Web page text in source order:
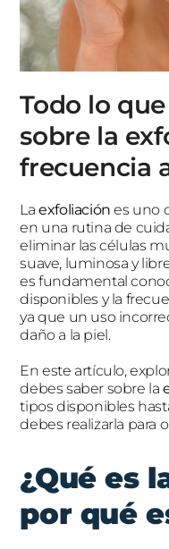
Todo lo
sobre la
frecuencia
Laexfoliación es uno
en una rutina de
eliminar las células
suave, luminosa y
es fundamental
disponibles y la
ya que un uso
daño a la piel.
En este artículo,
debes saber sobre la
tipos disponibles
debes realizarla para
¿Qué es
por qué